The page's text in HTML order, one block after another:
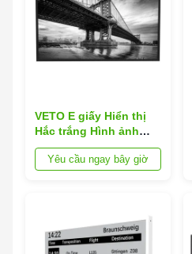
VETO E giấy Hiển thị
Hắc trắng Hình ảnh
quảng cáo Màn hình
Android 23.5 31.2
Yêu cầu ngay bây giờ